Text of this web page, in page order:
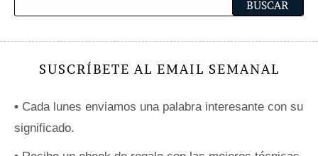
SUSCRÍBETE AL EMAIL SEMANAL
• Cada lunes enviamos una palabra interesante con su
significado.